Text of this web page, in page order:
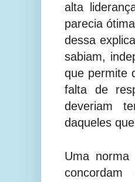
alta
parecia
dessa
sabiam,
que permite
falta de
deveriam
daqueles
Uma